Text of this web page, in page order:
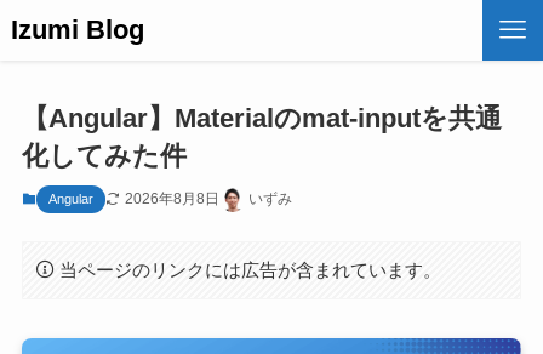
Izumi Blog
【Angular】Materialのmat-inputを共通
化してみた件
Angular 2026年8月8日 いずみ
当ページのリンクには広告が含まれています。